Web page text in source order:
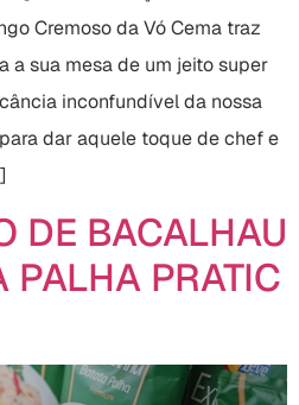
Cremoso da Vó Cema traz
a sua mesa de um jeito super
inconfundível da nossa
dar aquele toque de chef e
DE BACALHAU
PALHA PRATIC